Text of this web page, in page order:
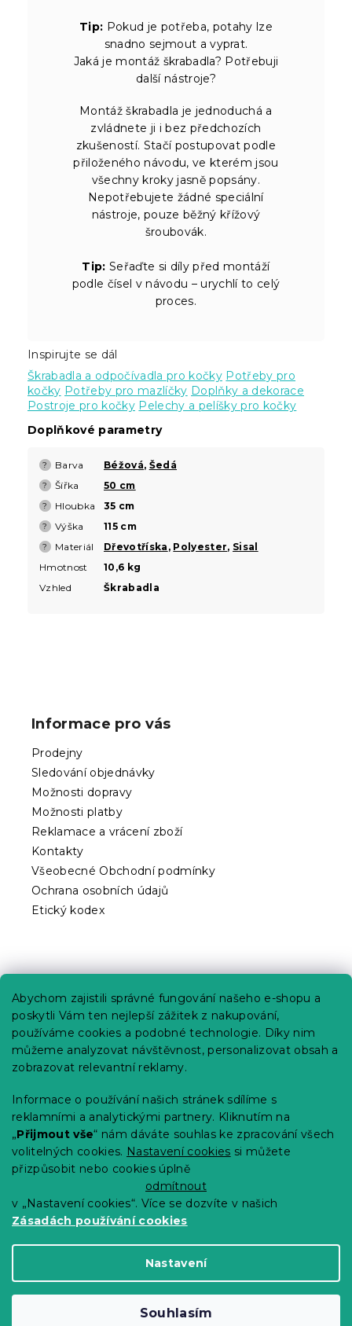
Abychom zajistili správné fungování našeho e-shopu a
poskytli Vám ten nejlepší zážitek z nakupování,
používáme cookies a podobné technologie. Díky nim
můžeme analyzovat návštěvnost, personalizovat obsah a
zobrazovat relevantní reklamy.
Informace o používání našich stránek sdílíme s
reklamními a analytickými partnery. Kliknutím na
„Přijmout vše“ nám dáváte souhlas ke zpracování všech
volitelných cookies. Nastavení cookies si můžete
přizpůsobit nebo cookies úplně
odmítnout
v „Nastavení cookies“. Více se dozvíte v našich
Zásadách používání cookies
Nastavení
Souhlasím
Tip: Pokud je potřeba, potahy lze
snadno sejmout a vyprat.
Jaká je montáž škrabadla? Potřebuji
další nástroje?
Montáž škrabadla je jednoduchá a
zvládnete ji i bez předchozích
zkušeností. Stačí postupovat podle
přiloženého návodu, ve kterém jsou
všechny kroky jasně popsány.
Nepotřebujete žádné speciální
nástroje, pouze běžný křížový
šroubovák.
Tip: Seřaďte si díly před montáží
podle čísel v návodu – urychlí to celý
proces.
Inspirujte se dál
Škrabadla a odpočívadla pro kočky Potřeby pro
kočky Potřeby pro mazlíčky Doplňky a dekorace
Postroje pro kočky Pelechy a pelíšky pro kočky
Doplňkové parametry
? Barva Béžová, Šedá
? Šířka 50 cm
? Hloubka 35 cm
? Výška 115 cm
? Materiál Dřevotříska , Polyester, Sisal
Hmotnost
10,6 kg
Vzhled
Škrabadla
Informace pro vás
Prodejny
Sledování objednávky
Možnosti dopravy
Možnosti platby
Reklamace a vrácení zboží
Kontakty
Všeobecné Obchodní podmínky
Ochrana osobních údajů
Etický kodex
Kariéra
Poptávky a B2B spolupráce
Proč se u nás registrovat?
Věrnostní program - Sleva až 10 %
Návody
Tabulky velikostí
Blog
Copyright 2026Výprodej povlečení. Všechna
práva vyhrazena.Upravit nastavení cookies